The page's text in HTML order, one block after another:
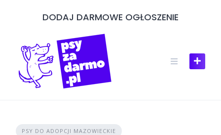
DODAJ DARMOWE OGŁOSZENIE
PSY DO ADOPCJI MAZOWIECKIE